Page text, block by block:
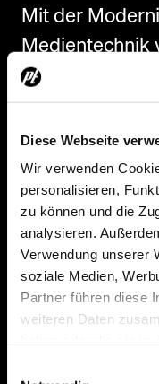
Diese Webseite
Wir verwenden
personalisieren,
zu können und die
analysieren.
Verwendung unserer
soziale Medien,
Partner führen diese
weiteren Daten
Mit der
Medientechnik
Rathaus heute
und
politische
Die neue
Verwaltung,